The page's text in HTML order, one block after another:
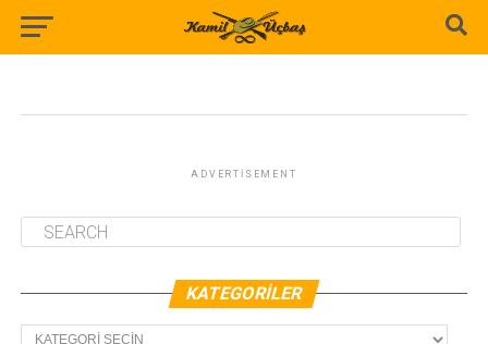
ADVERTISEMENT
KATEGORILER
Kategoriler